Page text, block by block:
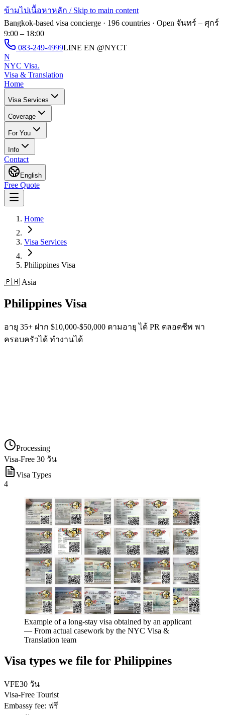
ข้ามไปเนื้อหาหลัก / Skip to main content
Bangkok-based visa concierge · 196 countries · Open จันทร์ – ศุกร์
9:00 – 18:00
083-249-4999LINE EN @NYCT
N
NYC Visa.
Visa & Translation
Home
Visa Services
Coverage
For You
Info
Contact
English
Free Quote
Home
Visa Services
Philippines Visa
🇵🇭 Asia
Philippines Visa
อายุ 35+ ฝาก $10,000-$50,000 ตามอายุ ได้ PR ตลอดชีพ พา
ครอบครัวได้ ทำงานได้
Processing
Visa-Free 30 วัน
Visa Types
4
Example of a long-stay visa obtained by an applicant
— From actual casework by the NYC Visa &
Translation team
Visa types we file for Philippines
VFE30 วัน
Visa-Free Tourist
Embassy fee: ฟรี